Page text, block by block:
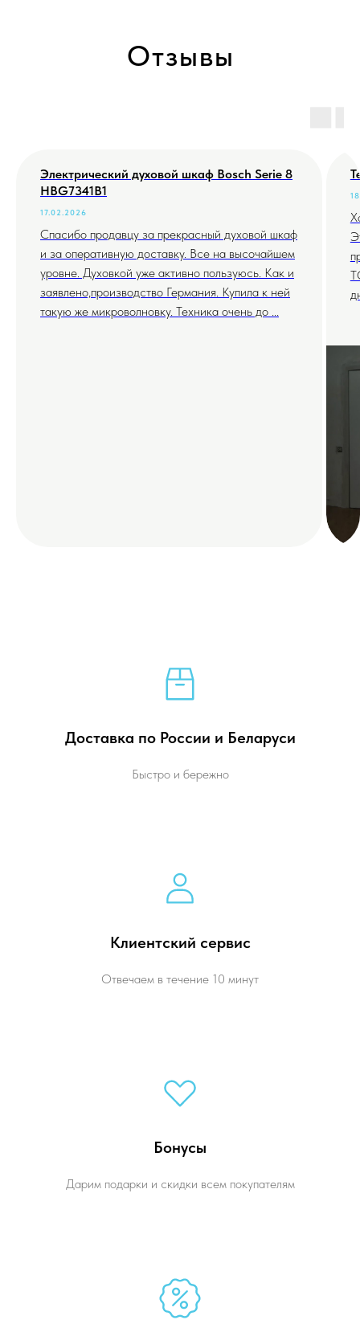
Отзывы
Электрический духовой шкаф Bosch Serie 8
HBG7341B1
17.02.2026
Спасибо продавцу за прекрасный духовой шкаф
и за оперативную доставку. Все на высочайшем
уровне. Духовкой уже активно пользуюсь. Как и
заявлено,производство Германия. Купила к ней
такую же микроволновку. Техника очень до ...
Доставка по России и Беларуси
Быстро и бережно
Клиентский сервис
Отвечаем в течение 10 минут
Бонусы
Дарим подарки и скидки всем покупателям